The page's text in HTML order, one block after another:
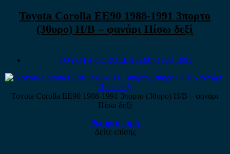
Toyota Corolla EE90 1988-1991 3πορτο
(3θυρο) H/B – φανάρι Πίσω δεξί
TOYOTA COROLLA (E90) 1988-1991
Toyota Corolla EE90 1988-1991 3πορτο (3θυρο) H/B – φανάρι
Πίσω δεξί
Ρωτήστε τιμή
Δείτε επίσης